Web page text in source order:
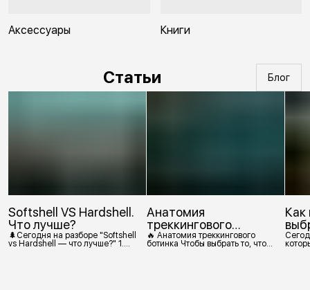
Аксессуары Книги
Статьи Блог
Softshell VS Hardshell.
Что лучше?
🌲Сегодня на разборе "Softshell
vs Hardshell — что лучше?" 1.
Анатомия
треккингового
ботинка
🔥 Анатомия треккингового
ботинка Чтобы выбрать то, что
Как